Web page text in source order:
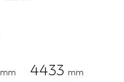
mm
4433 mm